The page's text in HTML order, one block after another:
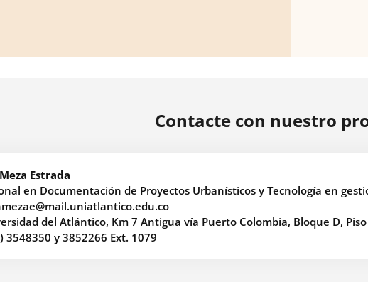
Contacte con nuestro
Estrada
en Documentación de Proyectos Urbanísticos y Tecnología en
del Atlántico, Km 7 Antigua vía Puerto Colombia, Bloque D, Piso
3548350 y 3852266 Ext. 1079